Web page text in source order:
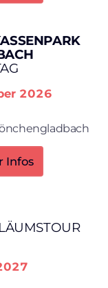
2026
Infos
2